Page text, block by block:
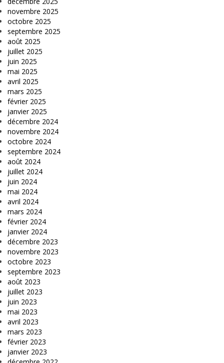
novembre 2025
octobre 2025
septembre 2025
août 2025
juillet 2025
juin 2025
mai 2025
avril 2025
mars 2025
février 2025
janvier 2025
décembre 2024
novembre 2024
octobre 2024
septembre 2024
août 2024
juillet 2024
juin 2024
mai 2024
avril 2024
mars 2024
février 2024
janvier 2024
décembre 2023
novembre 2023
octobre 2023
septembre 2023
août 2023
juillet 2023
juin 2023
mai 2023
avril 2023
mars 2023
février 2023
janvier 2023